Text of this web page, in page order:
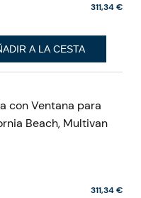
311,34 €
A LA CESTA
con Ventana para
Beach, Multivan
311,34 €